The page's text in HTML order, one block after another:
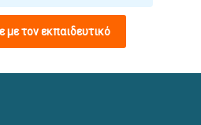
με τον εκπαιδευτικό